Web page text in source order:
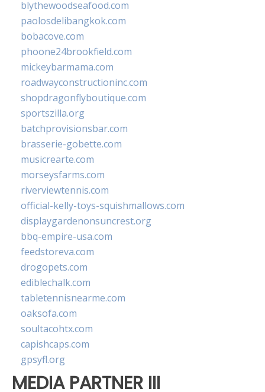
blythewoodseafood.com
paolosdelibangkok.com
bobacove.com
phoone24brookfield.com
mickeybarmama.com
roadwayconstructioninc.com
shopdragonflyboutique.com
sportszilla.org
batchprovisionsbar.com
brasserie-gobette.com
musicrearte.com
morseysfarms.com
riverviewtennis.com
official-kelly-toys-squishmallows.com
displaygardenonsuncrest.org
bbq-empire-usa.com
feedstoreva.com
drogopets.com
ediblechalk.com
tabletennisnearme.com
oaksofa.com
soultacohtx.com
capishcaps.com
gpsyfl.org
MEDIA PARTNER III